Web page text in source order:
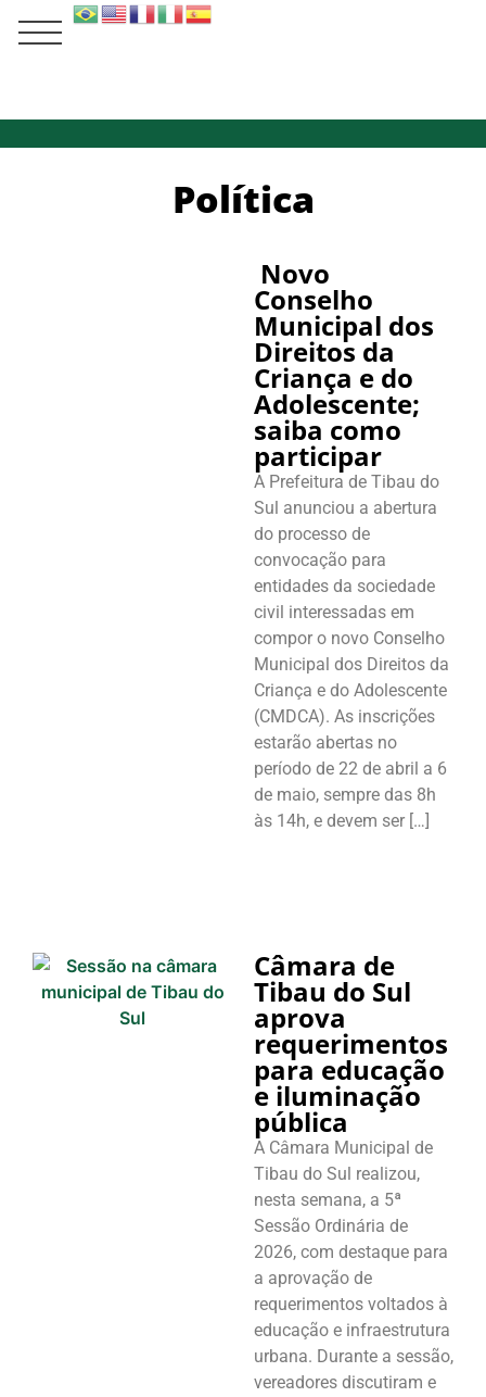
Política
Novo
Conselho
Municipal dos
Direitos da
Criança e do
Adolescente;
saiba como
participar
A Prefeitura de Tibau do
Sul anunciou a abertura
do processo de
convocação para
entidades da sociedade
civil interessadas em
compor o novo Conselho
Municipal dos Direitos da
Criança e do Adolescente
(CMDCA). As inscrições
estarão abertas no
período de 22 de abril a 6
de maio, sempre das 8h
às 14h, e devem ser […]
Câmara de
Tibau do Sul
aprova
requerimentos
para educação
e iluminação
pública
A Câmara Municipal de
Tibau do Sul realizou,
nesta semana, a 5ª
Sessão Ordinária de
2026, com destaque para
a aprovação de
requerimentos voltados à
educação e infraestrutura
urbana. Durante a sessão,
vereadores discutiram e